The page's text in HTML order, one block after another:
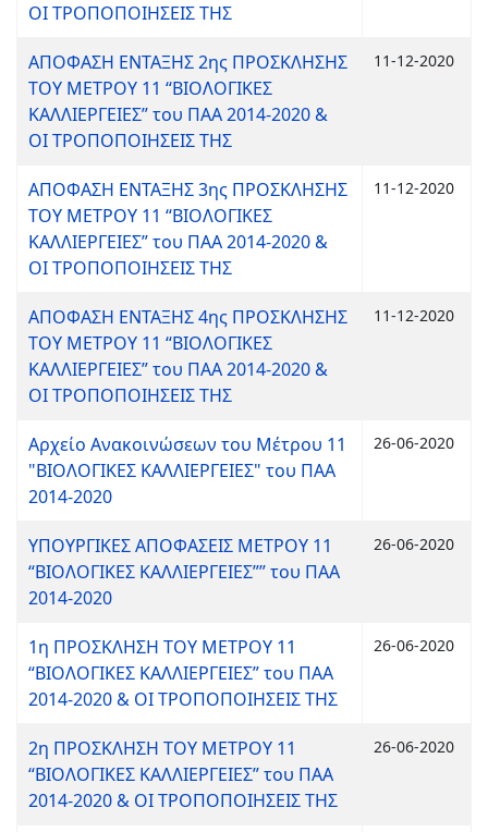
ΟΙ ΤΡΟΠΟΠΟΙΗΣΕΙΣ ΤΗΣ
ΑΠΟΦΑΣΗ ΕΝΤΑΞΗΣ 2ης ΠΡΟΣΚΛΗΣΗΣ
ΤΟΥ ΜΕΤΡΟΥ 11 “ΒΙΟΛΟΓΙΚΕΣ
ΚΑΛΛΙΕΡΓΕΙΕΣ” του ΠΑΑ 2014-2020 &
ΟΙ ΤΡΟΠΟΠΟΙΗΣΕΙΣ ΤΗΣ
11-12-2020
ΑΠΟΦΑΣΗ ΕΝΤΑΞΗΣ 3ης ΠΡΟΣΚΛΗΣΗΣ
ΤΟΥ ΜΕΤΡΟΥ 11 “ΒΙΟΛΟΓΙΚΕΣ
ΚΑΛΛΙΕΡΓΕΙΕΣ” του ΠΑΑ 2014-2020 &
ΟΙ ΤΡΟΠΟΠΟΙΗΣΕΙΣ ΤΗΣ
11-12-2020
ΑΠΟΦΑΣΗ ΕΝΤΑΞΗΣ 4ης ΠΡΟΣΚΛΗΣΗΣ
ΤΟΥ ΜΕΤΡΟΥ 11 “ΒΙΟΛΟΓΙΚΕΣ
ΚΑΛΛΙΕΡΓΕΙΕΣ” του ΠΑΑ 2014-2020 &
ΟΙ ΤΡΟΠΟΠΟΙΗΣΕΙΣ ΤΗΣ
11-12-2020
Αρχείο Ανακοινώσεων του Μέτρου 11
"ΒΙΟΛΟΓΙΚΕΣ ΚΑΛΛΙΕΡΓΕΙΕΣ" του ΠΑΑ
2014-2020
26-06-2020
ΥΠΟΥΡΓΙΚΕΣ ΑΠΟΦΑΣΕΙΣ ΜΕΤΡΟΥ 11
“ΒΙΟΛΟΓΙΚΕΣ ΚΑΛΛΙΕΡΓΕΙΕΣ”” του ΠΑΑ
2014-2020
26-06-2020
1η ΠΡΟΣΚΛΗΣΗ ΤΟΥ ΜΕΤΡΟΥ 11
“ΒΙΟΛΟΓΙΚΕΣ ΚΑΛΛΙΕΡΓΕΙΕΣ” του ΠΑΑ
2014-2020 & ΟΙ ΤΡΟΠΟΠΟΙΗΣΕΙΣ ΤΗΣ
26-06-2020
2η ΠΡΟΣΚΛΗΣΗ ΤΟΥ ΜΕΤΡΟΥ 11
“ΒΙΟΛΟΓΙΚΕΣ ΚΑΛΛΙΕΡΓΕΙΕΣ” του ΠΑΑ
2014-2020 & ΟΙ ΤΡΟΠΟΠΟΙΗΣΕΙΣ ΤΗΣ
26-06-2020